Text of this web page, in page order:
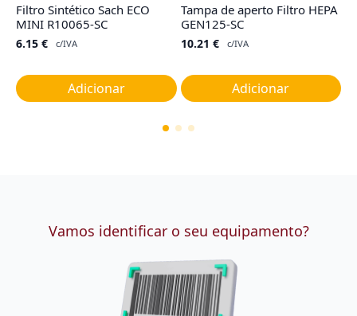
Filtro Sintético Sach ECO
MINI R10065-SC
6.15 € c/IVA
Adicionar
Tampa de aperto Filtro HEPA
GEN125-SC
10.21 € c/IVA
Adicionar
Vamos identificar o seu equipamento?